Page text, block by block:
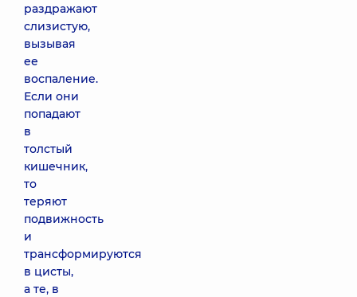
раздражают
слизистую,
вызывая
ее
воспаление.
Если они
попадают
в
толстый
кишечник,
то
теряют
подвижность
и
трансформируются
в цисты,
а те, в